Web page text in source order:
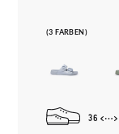
(3 FARBEN)
36